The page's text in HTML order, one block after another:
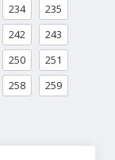
234
235
242
243
250
251
258
259